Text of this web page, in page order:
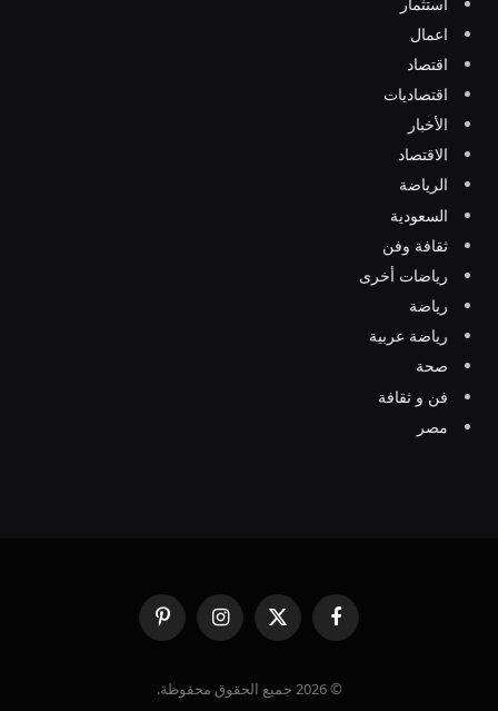
اعمال
اقتصاد
اقتصاديات
الأخبار
الاقتصاد
الرياضة
السعودية
ثقافة وفن
رياضات أخرى
رياضة
رياضة عربية
صحة
فن و ثقافة
مصر
فيسبوك
X
(Twitter)
الانستغرامبينتيريست
© 2026 جميع الحقوق محفوظة.